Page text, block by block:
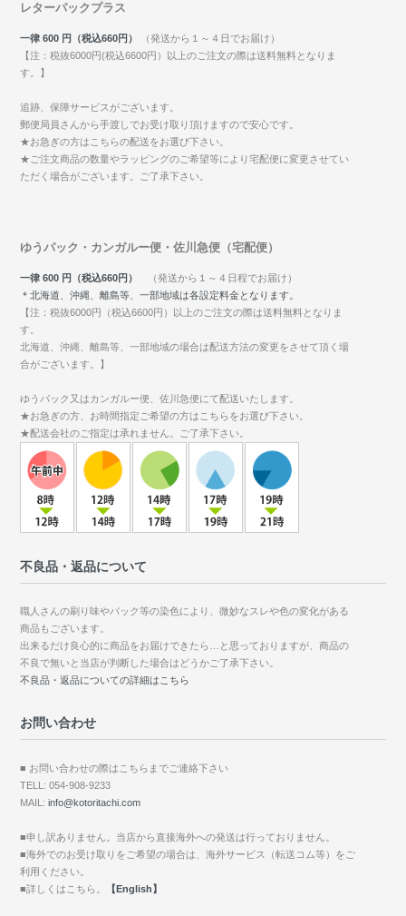
レターパックプラス
一律 600 円（税込660円）
（発送から１～４日でお届け）
【注：税抜6000円(税込6600円）以上のご注文の際は送料無料となりま
す。】
追跡、保障サービスがございます。
郵便局員さんから手渡しでお受け取り頂けますので安心です。
★お急ぎの方はこちらの配送をお選び下さい。
★ご注文商品の数量やラッピングのご希望等により宅配便に変更させてい
ただく場合がございます。ご了承下さい。
ゆうパック・カンガルー便・佐川急便（宅配便）
一律 600 円（税込660円）
（発送から１～４日程でお届け）
＊北海道、沖縄、離島等、一部地域は各設定料金となります。
【注：税抜6000円（税込6600円）以上のご注文の際は送料無料となりま
す。
北海道、沖縄、離島等、一部地域の場合は配送方法の変更をさせて頂く場
合がございます。】
ゆうパック又はカンガルー便、佐川急便にて配送いたします。
★お急ぎの方、お時間指定ご希望の方はこちらをお選び下さい。
★配送会社のご指定は承れません。ご了承下さい。
不良品・返品について
職人さんの刷り味やバック等の染色により、微妙なスレや色の変化がある
商品もございます。
出来るだけ良心的に商品をお届けできたら…と思っておりますが、商品の
不良で無いと当店が判断した場合はどうかご了承下さい。
不良品・返品についての詳細はこちら
お問い合わせ
■ お問い合わせの際はこちらまでご連絡下さい
TELL: 054-908-9233
MAIL:info@kotoritachi.com
■申し訳ありません。当店から直接海外への発送は行っておりません。
■海外でのお受け取りをご希望の場合は、海外サービス（転送コム等）をご
利用ください。
■詳しくはこちら。
【English】